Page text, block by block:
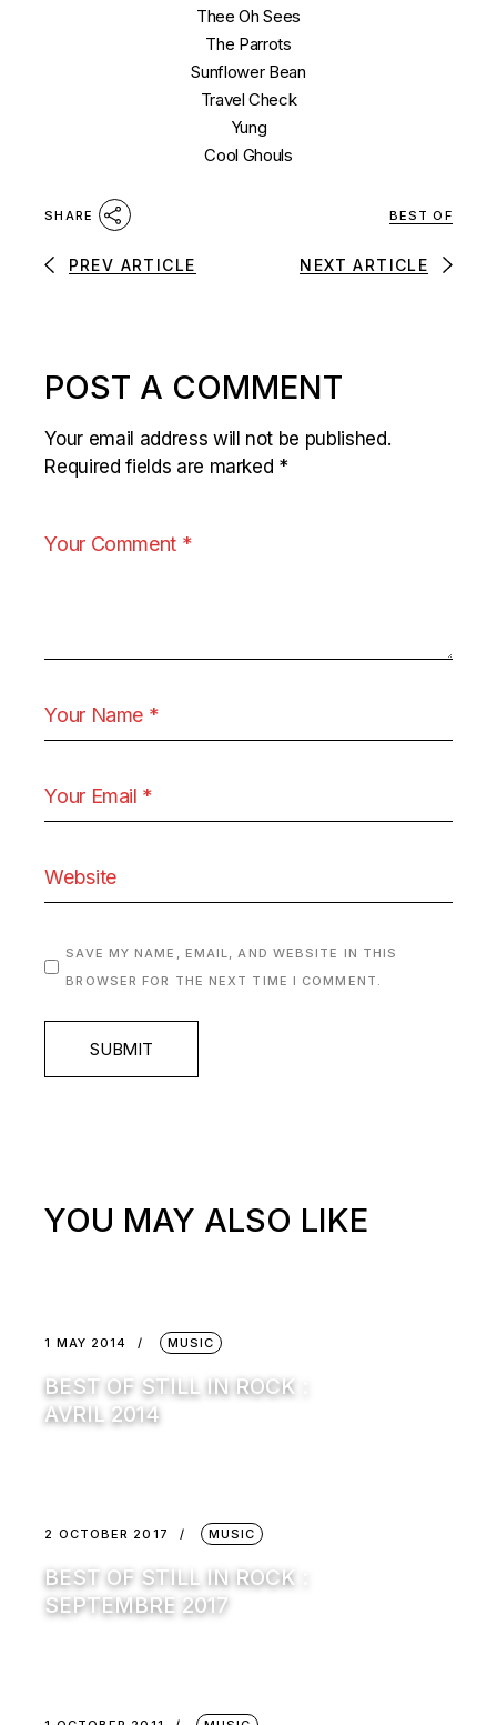
Thee Oh Sees
The Parrots
Sunflower Bean
Travel Check
Yung
Cool Ghouls
SHARE BEST OF
PREV ARTICLE NEXT ARTICLE
POST A COMMENT
Your email address will not be published.
Required fields are marked *
SAVE MY NAME, EMAIL, AND WEBSITE IN THIS
BROWSER FOR THE NEXT TIME I COMMENT.
SUBMIT
YOU MAY ALSO LIKE
1 MAY 2014 MUSIC
BEST OF STILL IN ROCK :
AVRIL 2014
2 OCTOBER 2017 MUSIC
BEST OF STILL IN ROCK :
SEPTEMBRE 2017